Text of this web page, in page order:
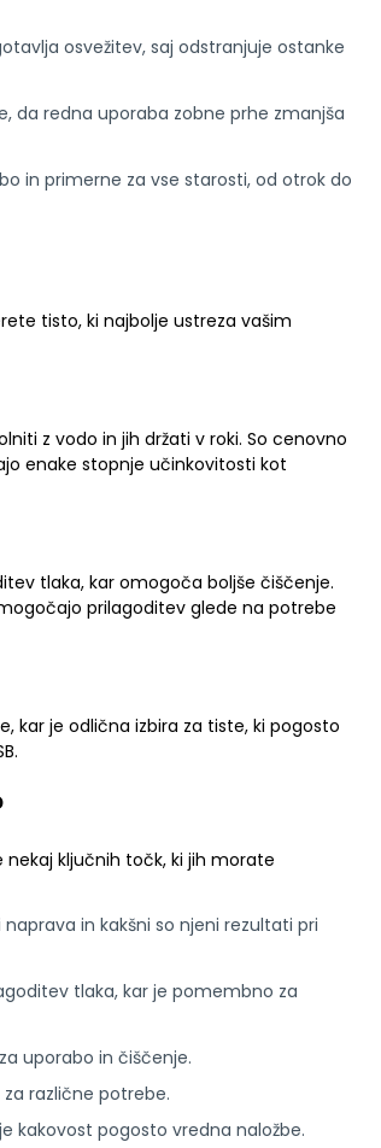
osvežitev, saj odstranjuje ostanke
da redna uporaba zobne prhe zmanjša
in primerne za vse starosti, od otrok do
tisto, ki najbolje ustreza vašim
z vodo in jih držati v roki. So cenovno
enake stopnje učinkovitosti kot
tlaka, kar omogoča boljše čiščenje.
prilagoditev glede na potrebe
kar je odlična izbira za tiste, ki pogosto
nekaj ključnih točk, ki jih morate
in kakšni so njeni rezultati pri
tlaka, kar je pomembno za
uporabo in čiščenje.
različne potrebe.
kakovost pogosto vredna naložbe.